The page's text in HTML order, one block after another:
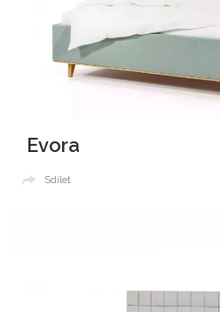
Evora
Sdílet